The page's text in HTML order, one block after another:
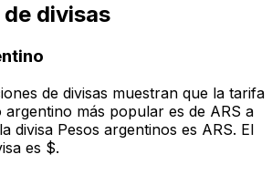
divisas
de divisas muestran que la tarifa
argentino más popular es de ARS a
divisa Pesos argentinos es ARS. El
es $.